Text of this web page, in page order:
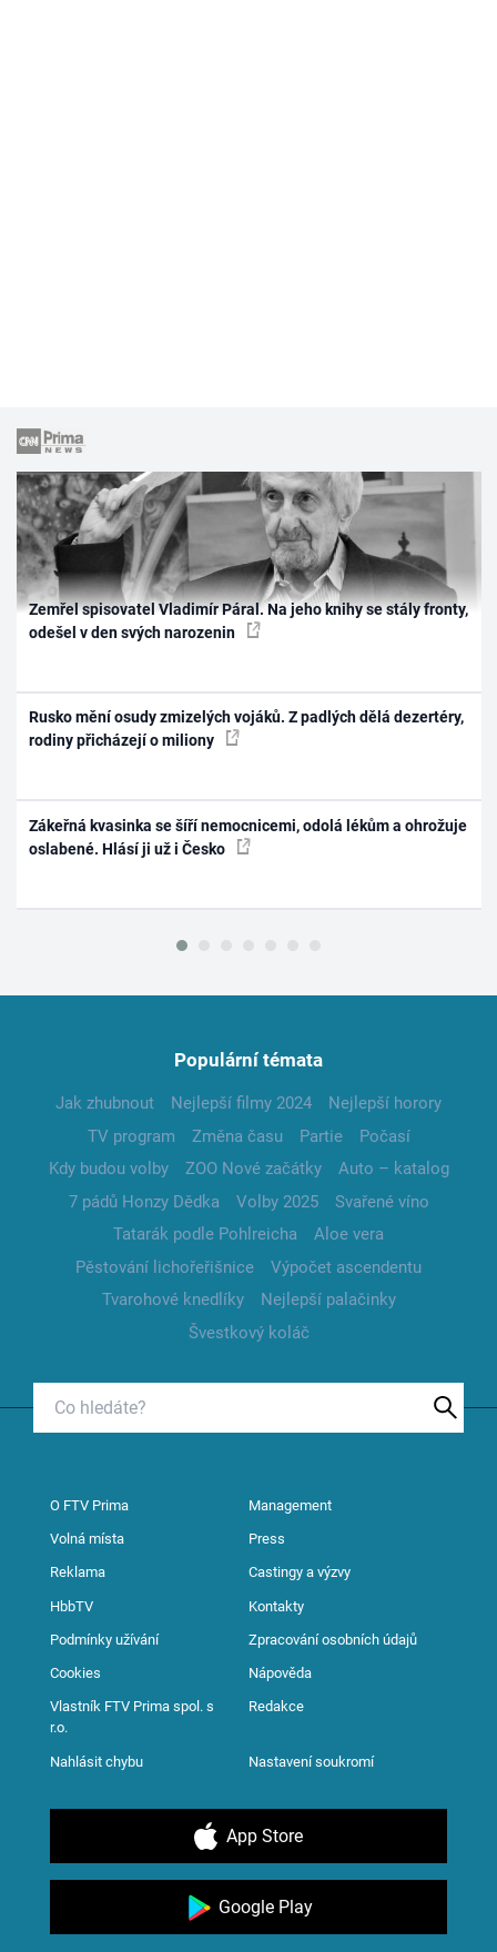
Zemřel spisovatel Vladimír Páral. Na jeho knihy se stály fronty,
odešel v den svých narozenin
Rusko mění osudy zmizelých vojáků. Z padlých dělá dezertéry,
rodiny přicházejí o miliony
Zákeřná kvasinka se šíří nemocnicemi, odolá lékům a ohrožuje
oslabené. Hlásí ji už i Česko
Populární témata
Jak zhubnout Nejlepší filmy 2024
Nejlepší horory
TV program
Změna času Partie
Počasí
Kdy budou volby
ZOO Nové začátky
Auto – katalog
7 pádů Honzy Dědka
Volby 2025
Svařené víno
Tatarák podle Pohlreicha
Aloe vera
Pěstování lichořeřišnice
Výpočet ascendentu
Tvarohové knedlíky
Nejlepší palačinky
Švestkový koláč
O FTV Prima Management
Volná místa Press
Reklama Castingy a výzvy
HbbTV Kontakty
Podmínky užívání Zpracování osobních údajů
Cookies Nápověda
Vlastník FTV Prima spol. s
r.o.
Redakce
Nahlásit chybu Nastavení soukromí
App Store
Google Play